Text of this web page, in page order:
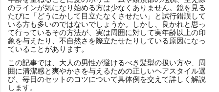
のラインが気になり始める方は少なくありません。鏡を見る
たびに「どうにかして目立たなくさせたい」と試行錯誤して
いる方も多いのではないでしょうか。しかし、良かれと思っ
て行っているその方法が、実は周囲に対して実年齢以上の印
象を与えたり、不自然さを際立たせたりしている原因になっ
ていることがあります。
この記事では、大人の男性が避けるべき髪型の扱い方や、周
囲に清潔感と爽やかさを与えるための正しいヘアスタイル選
び、毎日のセットのコツについて具体例を交えて詳しく解説
します。